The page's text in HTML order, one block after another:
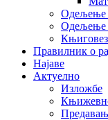
Одељење
Одељење
Правилник о
Најаве
Актуелно
Изложбе